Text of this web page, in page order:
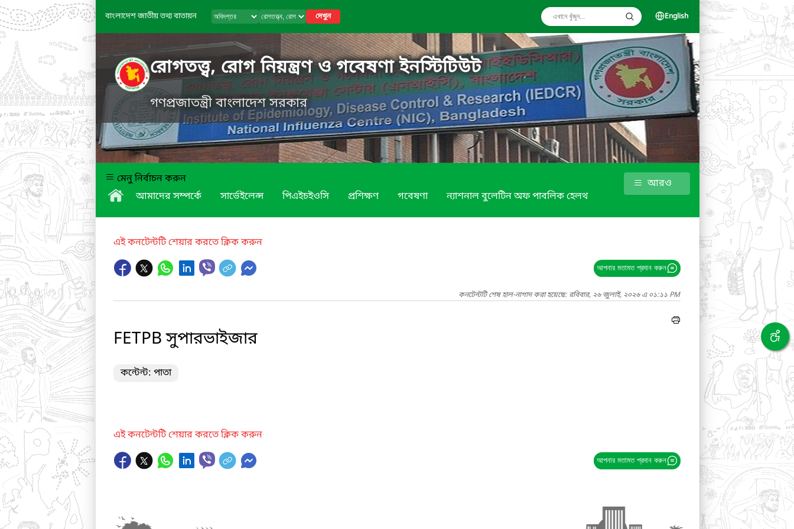
বাংলাদেশ জাতীয় তথ্য বাতায়ন দেখুন English
রোগতত্ত্ব, রোগ নিয়ন্ত্রণ ও গবেষণা ইনস্টিটিউট
গণপ্রজাতন্ত্রী বাংলাদেশ সরকার
মেনু নির্বাচন করুন
আমাদের সম্পর্কে
সার্ভেইলেন্স পিএইচইওসি প্রশিক্ষণ গবেষণা ন্যাশনাল বুলেটিন অফ পাবলিক হেলথ
আরও
এই কনটেন্টটি শেয়ার করতে ক্লিক করুন
আপনার মতামত প্রদান করুন
কনটেন্টটি শেষ হাল-নাগাদ করা হয়েছে: রবিবার, ২৬ জুলাই, ২০২৬ এ ০১:১১ PM
FETPB সুপারভাইজার
কন্টেন্ট: পাতা
এই কনটেন্টটি শেয়ার করতে ক্লিক করুন
আপনার মতামত প্রদান করুন